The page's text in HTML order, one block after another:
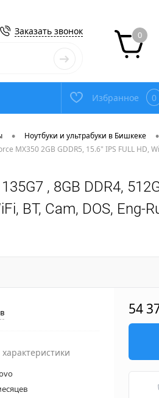
Заказать звонок 0
Избранное 0
• Ноутбуки и ультрабуки в Бишкеке •
MX350 2GB GDDR5, 15.6" IPS FULL HD,
, 8GB DDR4,
BT, Cam, DOS, Eng-
характеристики
54